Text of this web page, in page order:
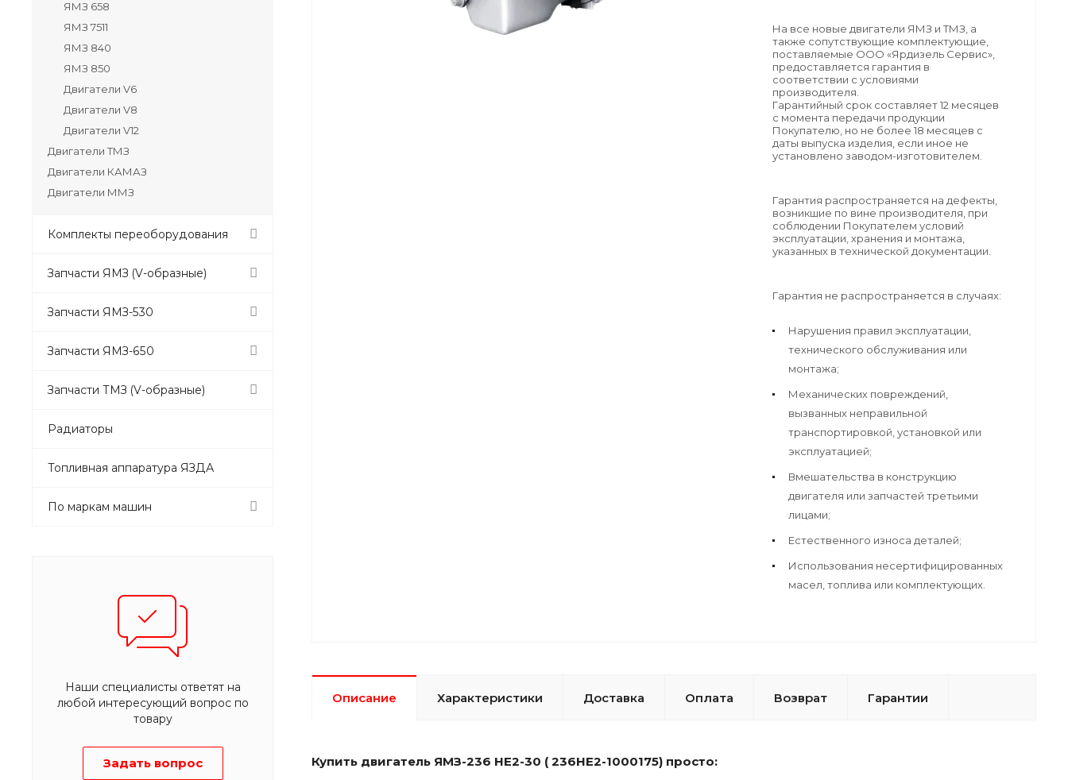
На все новые двигатели ЯМЗ и ТМЗ, а
также сопутствующие комплектующие,
поставляемые ООО «Ярдизель Сервис»,
предоставляется гарантия в
соответствии с условиями
производителя.
Гарантийный срок составляет 12 месяцев
с момента передачи продукции
Покупателю, но не более 18 месяцев с
даты выпуска изделия, если иное не
установлено заводом-изготовителем.
Гарантия распространяется на дефекты,
возникшие по вине производителя, при
соблюдении Покупателем условий
эксплуатации, хранения и монтажа,
указанных в технической документации.
Гарантия не распространяется в случаях:
Нарушения правил эксплуатации,
технического обслуживания или
монтажа;
Механических повреждений,
вызванных неправильной
транспортировкой, установкой или
эксплуатацией;
Вмешательства в конструкцию
двигателя или запчастей третьими
лицами;
Естественного износа деталей;
Использования несертифицированных
масел, топлива или комплектующих.
Описание Характеристики Доставка Оплата Возврат Гарантии
Купить двигатель ЯМЗ-236 НЕ2-30 ( 236НЕ2-1000175) просто:
ЯМЗ 658
ЯМЗ 7511
ЯМЗ 840
ЯМЗ 850
Двигатели V6
Двигатели V8
Двигатели V12
Двигатели ТМЗ
Двигатели КАМАЗ
Двигатели ММЗ
Комплекты переоборудования
Запчасти ЯМЗ (V-образные)
Запчасти ЯМЗ-530
Запчасти ЯМЗ-650
Запчасти ТМЗ (V-образные)
Радиаторы
Топливная аппаратура ЯЗДА
По маркам машин
Наши специалисты ответят на
любой интересующий вопрос по
товару
Задать вопрос